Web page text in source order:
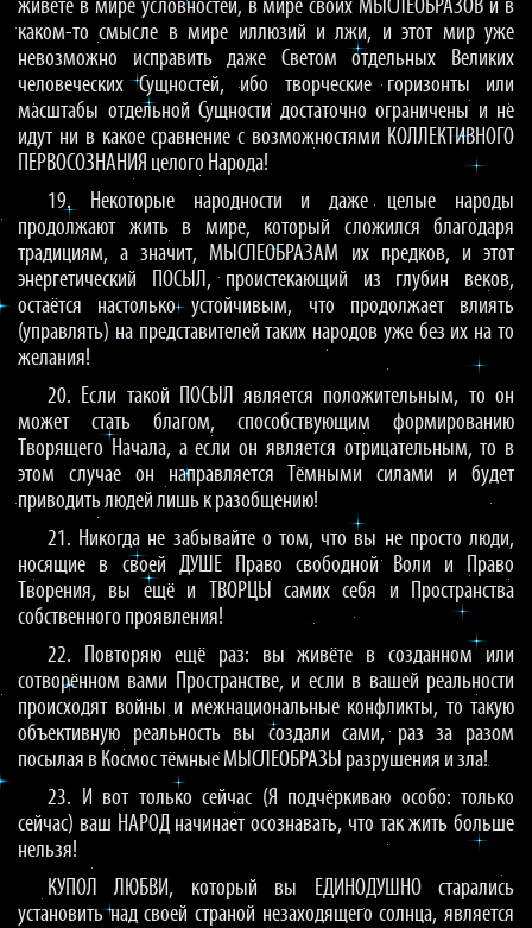
живёте в мире условностей, в мире своих МЫСЛЕОБРАЗОВ и в
каком-то смысле в мире иллюзий и лжи, и этот мир уже
невозможно исправить даже Светом отдельных Великих
человеческих Сущностей, ибо творческие горизонты или
масштабы отдельной Сущности достаточно ограничены и не
идут ни в какое сравнение с возможностями КОЛЛЕКТИВНОГО
ПЕРВОСОЗНАНИЯ целого Народа!
19. Некоторые народности и даже целые народы
продолжают жить в мире, который сложился благодаря
традициям, а значит, МЫСЛЕОБРАЗАМ их предков, и этот
энергетический ПОСЫЛ, проистекающий из глубин веков,
остаётся настолько устойчивым, что продолжает влиять
(управлять) на представителей таких народов уже без их на то
желания!
20. Если такой ПОСЫЛ является положительным, то он
может стать благом, способствующим формированию
Творящего Начала, а если он является отрицательным, то в
этом случае он направляется Тёмными силами и будет
приводить людей лишь к разобщению!
21. Никогда не забывайте о том, что вы не просто люди,
носящие в своей ДУШЕ Право свободной Воли и Право
Творения, вы ещё и ТВОРЦЫ самих себя и Пространства
собственного проявления!
22. Повторяю ещё раз: вы живёте в созданном или
сотворённом вами Пространстве, и если в вашей реальности
происходят войны и межнациональные конфликты, то такую
объективную реальность вы создали сами, раз за разом
посылая в Космос тёмные МЫСЛЕОБРАЗЫ разрушения и зла!
23. И вот только сейчас (Я подчёркиваю особо: только
сейчас) ваш НАРОД начинает осознавать, что так жить больше
нельзя!
КУПОЛ ЛЮБВИ, который вы ЕДИНОДУШНО старались
установить над своей страной незаходящего солнца, является